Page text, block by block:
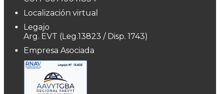
Localización virtual
Legajo
Arg. EVT (Leg.13823 / Disp. 1743)
Empresa Asociada